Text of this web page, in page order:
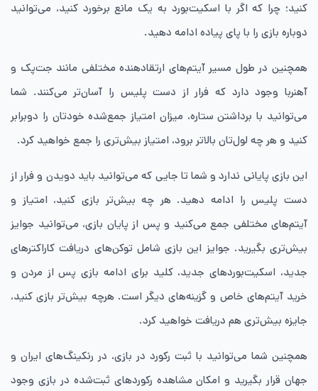
کنید؛ چرا که اگر با اسکیت‌بورد به یک مانع برخورد کنید، می‌توانید
دوباره بازی را با پای پیاده ادامه دهید.
همچنین در طول مسیر آیتم‌های ارتقادهنده مختلفی مانند جت‌پک و
آهنربا وجود دارد که فرار از دست پلیس را آسان‌تر می‌کنند. شما
می‌توانید با برداشتن ستاره، میزان امتیاز جمع‌شده خودتان را دوبرابر
کنید و هر چه لول‌تان بالاتر برود، امتیاز بیش‌تری را جمع خواهید کرد.
این بازی پایانی ندارد و شما تا جایی که می‌توانید باید دویدن و فرار از
دست پلیس را ادامه دهید. هر چه بیش‌تر بازی کنید، امتیاز و
آیتم‌های مختلفی جمع می‌کنید و پس از پایان بازی، می‌توانید جوایز
بیش‌تری بگیرید. جوایز این بازی شامل توکن‌های دریافت کاراکترهای
جدید، اسکیت‌بوردهای جدید، کلید برای ادامه بازی پس از مردن و
خرید آیتم‌های خاص و گزینه‌های دیگر است. هرچه بیش‌تر بازی کنید،
جایزه بیش‌تری هم دریافت خواهید کرد.
همچنین شما می‌توانید با ثبت رکورد در بازی، در رنکینگ‌های ایران و
جهان قرار بگیرید و امکان مشاهده رکورد‌های ثبت‌شده در بازی وجود